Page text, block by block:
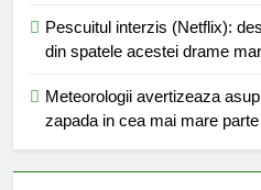
Pescuitul interzis (Netflix):
din spatele acestei drame
Meteorologii avertizeaza
zapada in cea mai mare